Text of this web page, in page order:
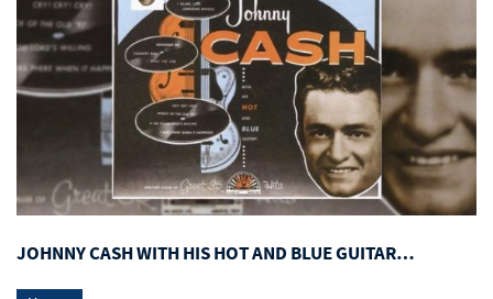
JOHNNY CASH WITH HIS HOT AND BLUE GUITAR…